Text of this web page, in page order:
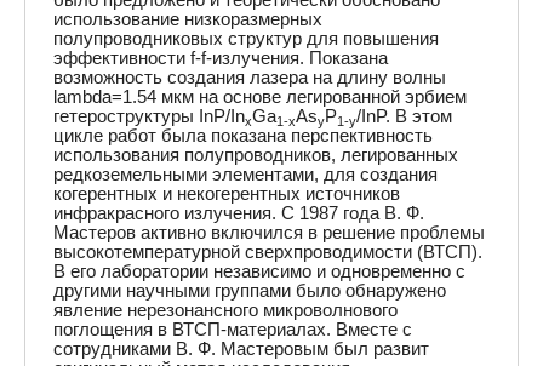
использование низкоразмерных
полупроводниковых структур для повышения
эффективности f-f-излучения. Показана
возможность создания лазера на длину волны
lambda=1.54 мкм на основе легированной эрбием
гетероструктуры InP/InxGa1-xAsyP1-y/InP. В этом
цикле работ была показана перспективность
использования полупроводников, легированных
редкоземельными элементами, для создания
когерентных и некогерентных источников
инфракрасного излучения. С 1987 года В. Ф.
Мастеров активно включился в решение проблемы
высокотемпературной сверхпроводимости (ВТСП).
В его лаборатории независимо и одновременно с
другими научными группами было обнаружено
явление нерезонансного микроволнового
поглощения в ВТСП-материалах. Вместе с
сотрудниками В. Ф. Мастеровым был развит